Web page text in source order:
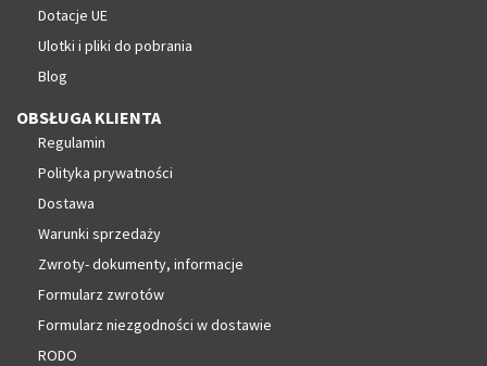
Dotacje UE
Ulotki i pliki do pobrania
Blog
OBSŁUGA KLIENTA
Regulamin
Polityka prywatności
Dostawa
Warunki sprzedaży
Zwroty- dokumenty, informacje
Formularz zwrotów
Formularz niezgodności w dostawie
RODO